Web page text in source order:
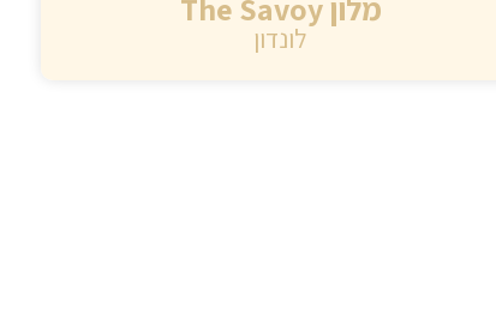
מלון The Savoy
לונדון